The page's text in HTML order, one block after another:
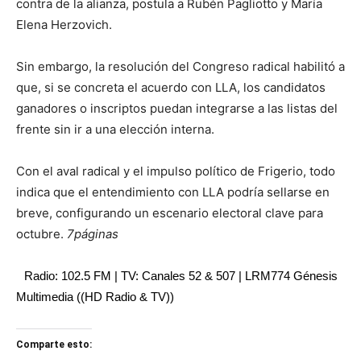
contra de la alianza, postula a Rubén Pagliotto y María
Elena Herzovich.
Sin embargo, la resolución del Congreso radical habilitó a
que, si se concreta el acuerdo con LLA, los candidatos
ganadores o inscriptos puedan integrarse a las listas del
frente sin ir a una elección interna.
Con el aval radical y el impulso político de Frigerio, todo
indica que el entendimiento con LLA podría sellarse en
breve, configurando un escenario electoral clave para
octubre. 7páginas
Radio: 102.5 FM | TV: Canales 52 & 507 | LRM774 Génesis
Multimedia ((HD Radio & TV))
Comparte esto: